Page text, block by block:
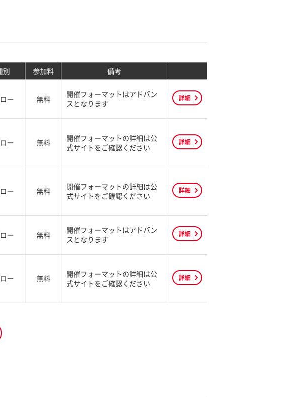
別 参加料 備考
ー 無料
開催フォーマットはアドバン
スとなります
詳細
ー 無料
開催フォーマットの詳細は公
式サイトをご確認ください
詳細
ー 無料
開催フォーマットの詳細は公
式サイトをご確認ください
詳細
ー 無料
開催フォーマットはアドバン
スとなります
詳細
ー 無料
開催フォーマットの詳細は公
式サイトをご確認ください
詳細